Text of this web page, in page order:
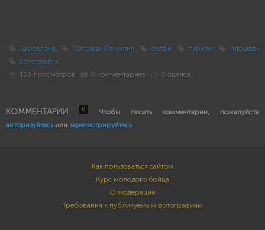
Барселона Саграда Фамилия селфи туризм
площадь
фотография
439 просмотров
0 комментариев 0 оценок
КОММЕНТАРИИ 0
Чтобы писать комментарии, пожалуйста
авторизуйтесьили зарегистрируйтесь
Как пользоваться сайтом
Курс молодого бойца
О модерации
Требования к публикуемым фотографиям